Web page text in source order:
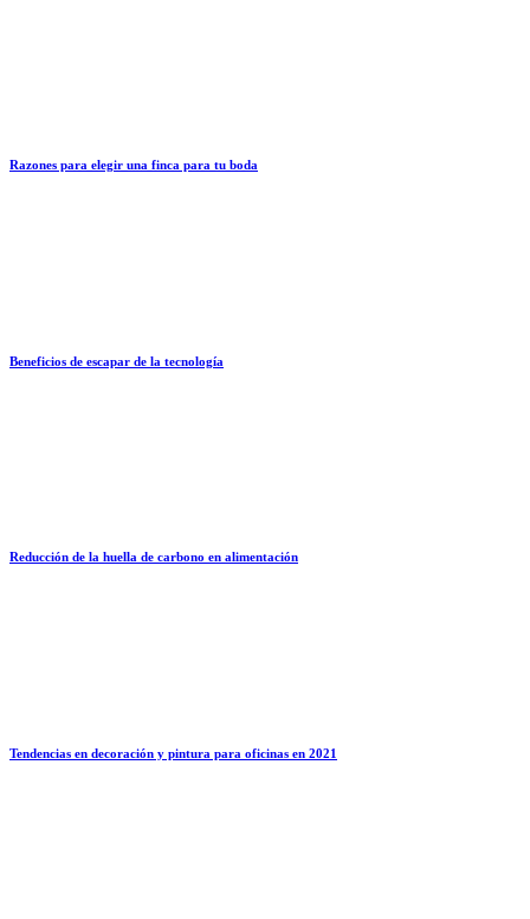
Razones para elegir una finca para tu boda
Beneficios de escapar de la tecnología
Reducción de la huella de carbono en alimentación
Tendencias en decoración y pintura para oficinas en 2021